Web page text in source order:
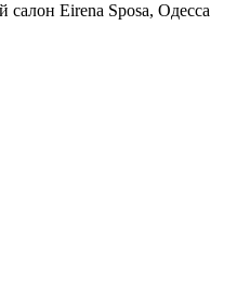
Eirena Sposa, Одесса